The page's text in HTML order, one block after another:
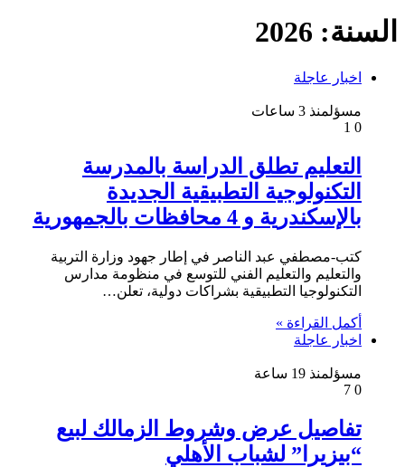
السنة: 2026
اخبار عاجلة
مسؤلمنذ 3 ساعات
0
التعليم تطلق الدراسة بالمدرسة
التكنولوجية التطبيقية الجديدة
بالإسكندرية و 4 محافظات بالجمهورية
كتب-مصطفي عبد الناصر في إطار جهود وزارة التربية
والتعليم والتعليم الفني للتوسع في منظومة مدارس
التكنولوجيا التطبيقية بشراكات دولية، تعلن…
أكمل القراءة »
اخبار عاجلة
مسؤلمنذ 19 ساعة
0
تفاصيل عرض وشروط الزمالك لبيع
“بيزيرا” لشباب الأهلي